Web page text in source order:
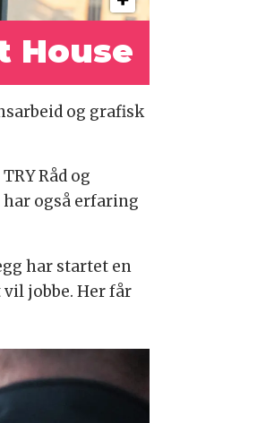
House
og grafisk
Råd og
også erfaring
har startet en
jobbe. Her får